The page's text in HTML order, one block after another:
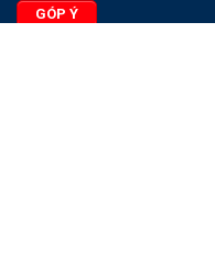
GÓP Ý